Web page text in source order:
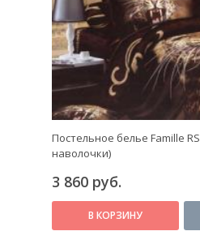
Постельное белье Famille
наволочки)
3 860 руб.
В КОРЗИНУ